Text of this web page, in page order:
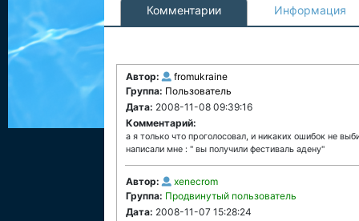
Комментарии Информация
Автор:
fromukraine
Группа: Пользователь
Дата: 2008-11-08 09:39:16
Комментарий:
а я только что проголосовал, и никаких ошибок не
написали мне : " вы получили фестиваль адену"
Автор:
xenecrom
Группа: Продвинутый пользователь
Дата: 2008-11-07 15:28:24